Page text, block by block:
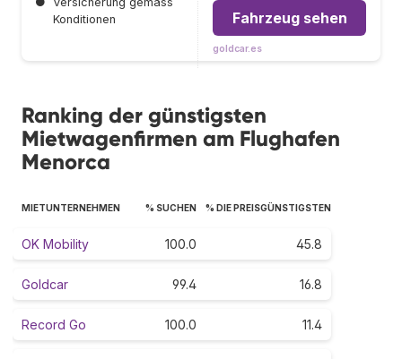
Konditionen
Fahrzeug sehen
goldcar.es
Ranking der günstigsten
Mietwagenfirmen am Flughafen
Menorca
MIETUNTERNEHMEN % SUCHEN % DIE PREISGÜNSTIGSTEN
OK Mobility 100.0 45.8
Goldcar 99.4 16.8
Record Go 100.0 11.4